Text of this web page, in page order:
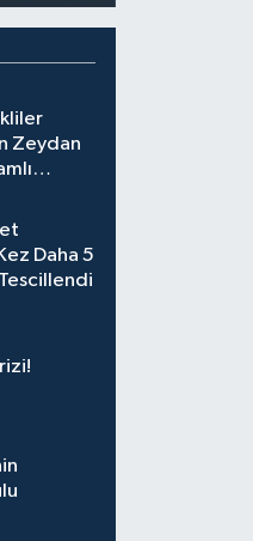
Zeydan
Daha 5
Tescillendi